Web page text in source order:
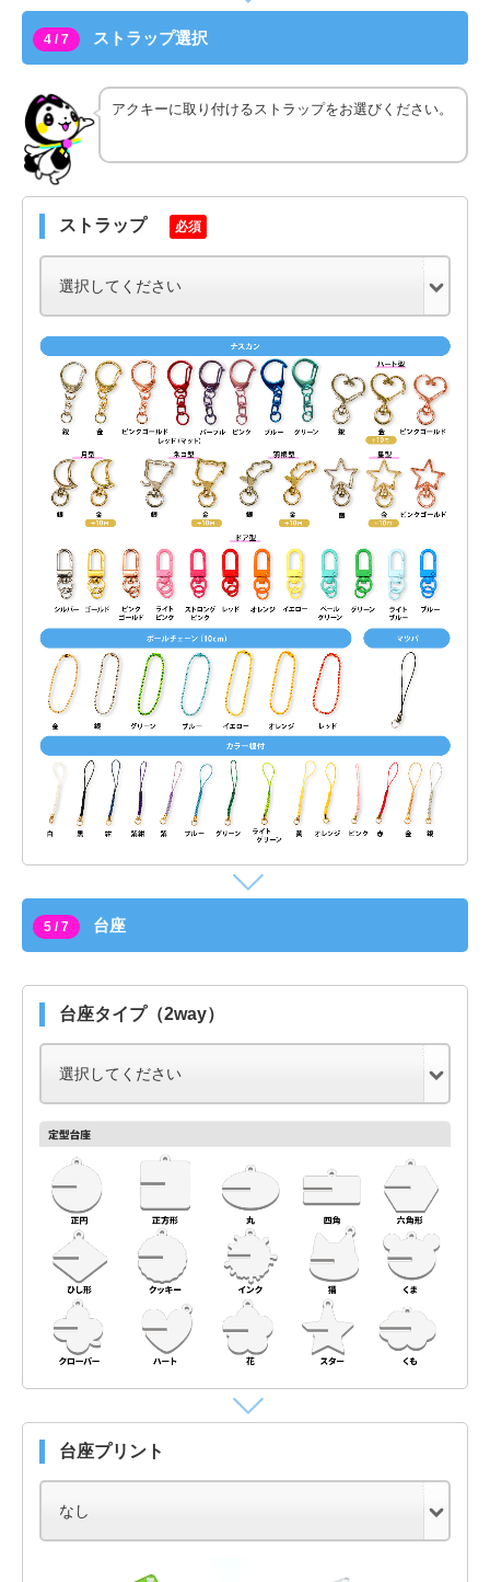
4 / 7 ストラップ選択
アクキーに取り付けるストラップをお選びください。
ストラップ 必須
5 / 7 台座
台座タイプ（2way）
台座プリント